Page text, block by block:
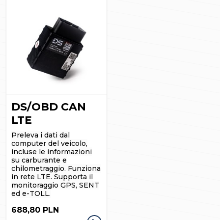
DS/OBD CAN
LTE
Preleva i dati dal
computer del veicolo,
incluse le informazioni
su carburante e
chilometraggio. Funziona
in rete LTE. Supporta il
monitoraggio GPS, SENT
ed e-TOLL.
688,80 PLN